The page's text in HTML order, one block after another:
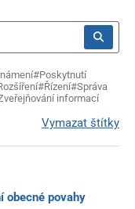
#Poskytnutí
#Řízení#Správa
informací
Vymazat štítky
obecné povahy